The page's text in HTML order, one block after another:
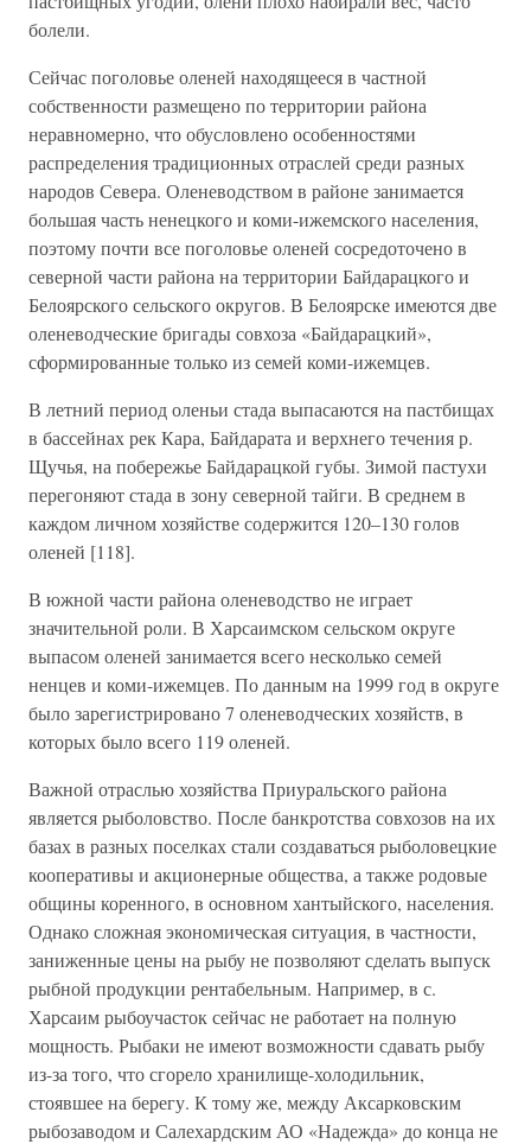
болели.
Сейчас поголовье оленей находящееся в частной
собственности размещено по территории района
неравномерно, что обусловлено особенностями
распределения традиционных отраслей среди разных
народов Севера. Оленеводством в районе занимается
большая часть ненецкого и коми-ижемского населения,
поэтому почти все поголовье оленей сосредоточено в
северной части района на территории Байдарацкого и
Белоярского сельского округов. В Белоярске имеются две
оленеводческие бригады совхоза «Байдарацкий»,
сформированные только из семей коми-ижемцев.
В летний период оленьи стада выпасаются на пастбищах
в бассейнах рек Кара, Байдарата и верхнего течения р.
Щучья, на побережье Байдарацкой губы. Зимой пастухи
перегоняют стада в зону северной тайги. В среднем в
каждом личном хозяйстве содержится 120–130 голов
оленей [118].
В южной части района оленеводство не играет
значительной роли. В Харсаимском сельском округе
выпасом оленей занимается всего несколько семей
ненцев и коми-ижемцев. По данным на 1999 год в округе
было зарегистрировано 7 оленеводческих хозяйств, в
которых было всего 119 оленей.
Важной отраслью хозяйства Приуральского района
является рыболовство. После банкротства совхозов на их
базах в разных поселках стали создаваться рыболовецкие
кооперативы и акционерные общества, а также родовые
общины коренного, в основном хантыйского, населения.
Однако сложная экономическая ситуация, в частности,
заниженные цены на рыбу не позволяют сделать выпуск
рыбной продукции рентабельным. Например, в с.
Харсаим рыбоучасток сейчас не работает на полную
мощность. Рыбаки не имеют возможности сдавать рыбу
из-за того, что сгорело хранилище-холодильник,
стоявшее на берегу. К тому же, между Аксарковским
рыбозаводом и Салехардским АО «Надежда» до конца не